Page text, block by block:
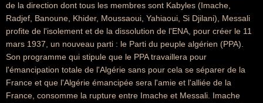
de la direction dont tous les membres sont Kabyles (Imache,
Radjef, Banoune, Khider, Moussaoui, Yahiaoui, Si Djilani), Messali
profite de l'isolement et de la dissolution de l'ENA, pour créer le 11
mars 1937, un nouveau parti : le Parti du peuple algérien (PPA).
Son programme qui stipule que le PPA travaillera pour
l'émancipation totale de l'Algérie sans pour cela se séparer de la
France et que l'Algérie émancipée sera l'amie et l'alliée de la
France, consomme la rupture entre Imache et Messali. Imache